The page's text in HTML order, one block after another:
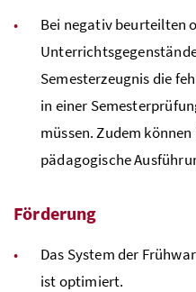
Bei negativ beurteilten
Semesterzeugnis die
in einer
müssen. Zudem
pädagogische
Förderung
Das System der
ist optimiert.